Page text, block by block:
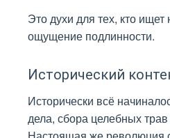
Это духи для тех, кто ищет
ощущение подлинности.
Исторический
Исторически всё
дела, сбора целебных